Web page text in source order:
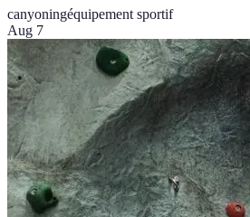
canyoningéquipement sportif
Aug 7